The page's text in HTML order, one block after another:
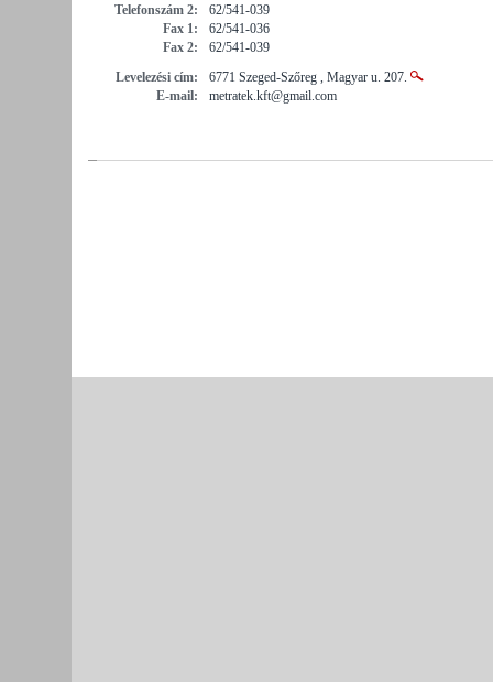
Telefonszám 2:
62/541-039
Fax 1:
62/541-036
Fax 2:
62/541-039
Levelezési cím:
6771 Szeged-Szőreg , Magyar u. 207.
E-mail:
metratek.kft@gmail.com